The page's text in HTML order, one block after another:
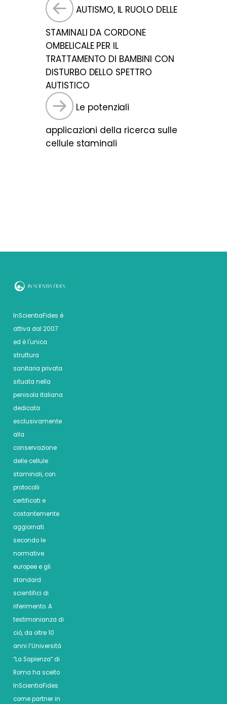
AUTISMO, IL RUOLO DELLE
STAMINALI DA CORDONE
OMBELICALE PER IL
TRATTAMENTO DI BAMBINI CON
DISTURBO DELLO SPETTRO
AUTISTICO
Le potenziali
applicazioni della ricerca sulle
cellule staminali
InScientiaFides è
attiva dal 2007
ed è l'unica
struttura
sanitaria privata
situata nella
penisola italiana
dedicata
esclusivamente
alla
conservazione
delle cellule
staminali, con
protocolli
certificati e
costantemente
aggiornati
secondo le
normative
europee e gli
standard
scientifici di
riferimento. A
testimonianza di
ciò, da oltre 10
anni l’Università
“La Sapienza” di
Roma ha scelto
InScientiaFides
come partner in